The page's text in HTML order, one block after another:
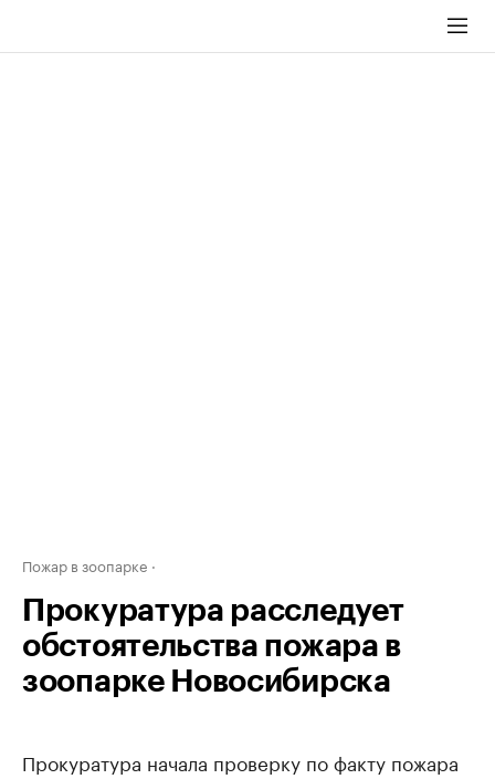
Пожар в зоопарке
Прокуратура расследует
обстоятельства пожара в
зоопарке Новосибирска
Прокуратура начала проверку по факту пожара